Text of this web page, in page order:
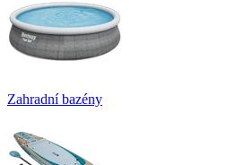
Zahradní bazény